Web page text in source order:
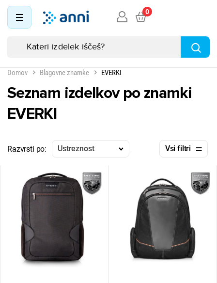
0
Domov Blagovne znamke EVERKI
Seznam izdelkov po znamki
EVERKI
Razvrsti po: Ustreznost Vsi filtri